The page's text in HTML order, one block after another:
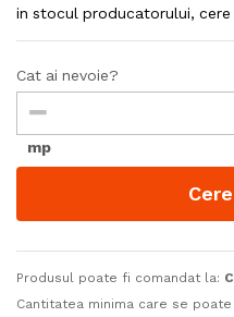
in stocul producatorului,
Cat ai nevoie?
mp
Produsul poate fi comandat la:
Cantitatea minima care se poate